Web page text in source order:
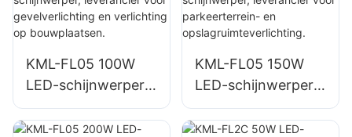
KML-FL05 100W
LED-schijnwerper,
leverancier voor
gevelverlichting en
KML-FL05 150W
LED-schijnwerper,
leverancier voor
parkeerterrein- en